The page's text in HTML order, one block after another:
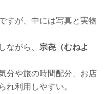
すが、中には写真と実物
ながら、 宗㐂（むねよ
分や旅の時間配分、お店
れ利用しやすい。